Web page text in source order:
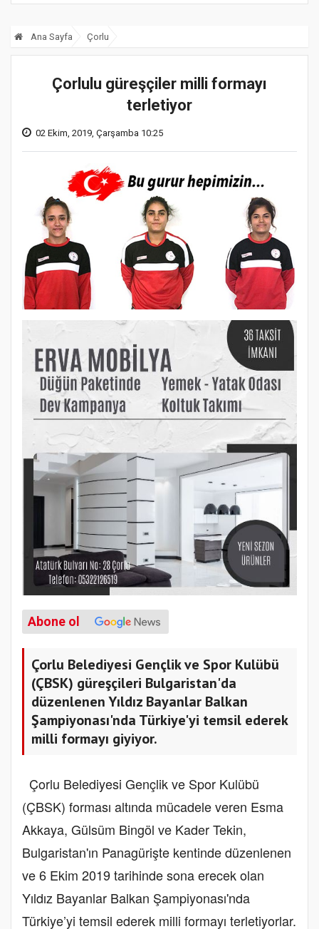
Ana Sayfa Çorlu
Çorlulu güreşçiler milli formayı
terletiyor
02 Ekim, 2019, Çarşamba 10:25
Abone ol
Çorlu Belediyesi Gençlik ve Spor Kulübü
(ÇBSK) güreşçileri Bulgaristan'da
düzenlenen Yıldız Bayanlar Balkan
Şampiyonası'nda Türkiye'yi temsil ederek
milli formayı giyiyor.
Çorlu Belediyesi Gençlik ve Spor Kulübü
(ÇBSK) forması altında mücadele veren Esma
Akkaya, Gülsüm Bingöl ve Kader Tekin,
Bulgaristan'ın Panagürişte kentinde düzenlenen
ve 6 Ekim 2019 tarihinde sona erecek olan
Yıldız Bayanlar Balkan Şampiyonası'nda
Türkiye’yi temsil ederek milli formayı terletiyorlar.